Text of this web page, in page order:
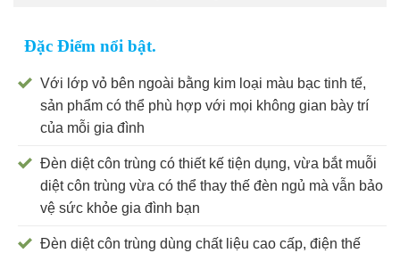
Đặc Điểm nổi bật.
Với lớp vỏ bên ngoài bằng kim loại màu bạc tinh tế,
sản phẩm có thể phù hợp với mọi không gian bày trí
của mỗi gia đình
Đèn diệt côn trùng có thiết kế tiện dụng, vừa bắt muỗi
diệt côn trùng vừa có thể thay thế đèn ngủ mà vẫn bảo
vệ sức khỏe gia đình bạn
Đèn diệt côn trùng dùng chất liệu cao cấp, điện thế